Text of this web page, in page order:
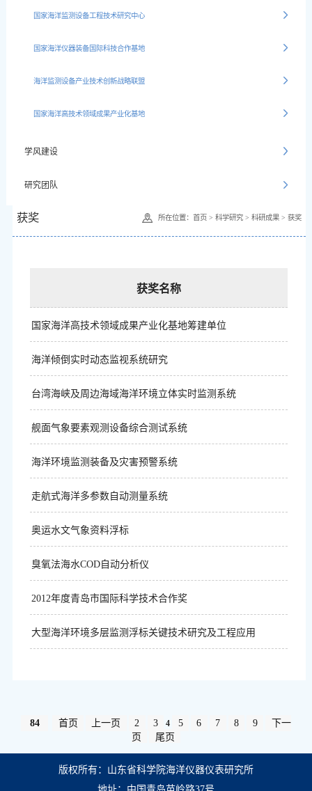
国家海洋监测设备工程技术研究中心
国家海洋仪器装备国际科技合作基地
海洋监测设备产业技术创新战略联盟
国家海洋高技术领域成果产业化基地
学风建设
研究团队
获奖 所在位置： 首页 > 科学研究> 科研成果> 获奖
获奖名称
国家海洋高技术领域成果产业化基地筹建单位
海洋倾倒实时动态监视系统研究
台湾海峡及周边海域海洋环境立体实时监测系统
舰面气象要素观测设备综合测试系统
海洋环境监测装备及灾害预警系统
走航式海洋多参数自动测量系统
奥运水文气象资料浮标
臭氧法海水COD自动分析仪
2012年度青岛市国际科学技术合作奖
大型海洋环境多层监测浮标关键技术研究及工程应用
84 首页 上一页 2 3 4 5 6 7 8 9
下一
页
尾页
版权所有：山东省科学院海洋仪器仪表研究所